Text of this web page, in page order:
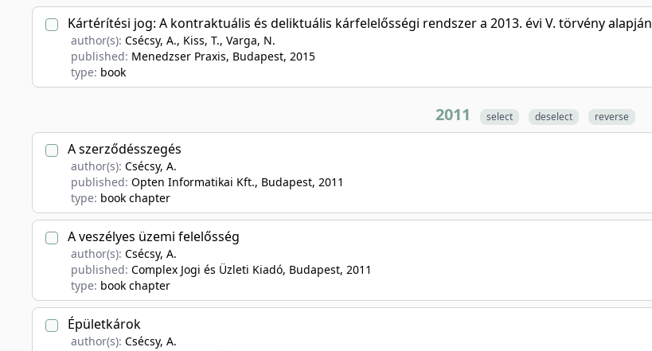
Kártérítési jog: A kontraktuális és deliktuális kárfelelősségi rendszer a 2013. évi V. törvény alapján
author(s): Csécsy, A., Kiss, T., Varga, N.
published: Menedzser Praxis, Budapest, 2015
type: book
2011 select deselect reverse
A szerződésszegés
author(s): Csécsy, A.
published: Opten Informatikai Kft., Budapest, 2011
type: book chapter
A veszélyes üzemi felelősség
author(s): Csécsy, A.
published: Complex Jogi és Üzleti Kiadó, Budapest, 2011
type: book chapter
Épületkárok
author(s): Csécsy, A.